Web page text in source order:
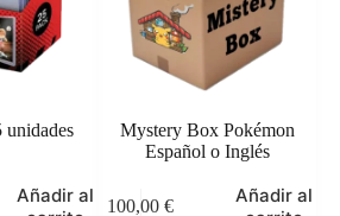
unidades
Añadir al
Mystery Box Pokémon
Español o Inglés
100,00 €
Añadir al
Este
producto